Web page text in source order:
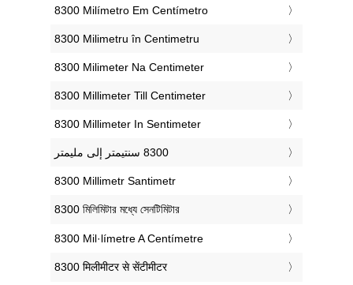
‎8300 Milímetro Em Centímetro
‎8300 Milimetru în Centimetru
‎8300 Milimeter Na Centimeter
‎8300 Millimeter Till Centimeter
‎8300 Millimeter In Sentimeter
‎8300 Millimetr Santimetr
‎8300 মিলিমিটার মধ্যে সেনটিমিটার
‎8300 Mil·límetre A Centímetre
‎8300 मिलीमीटर से सेंटीमीटर